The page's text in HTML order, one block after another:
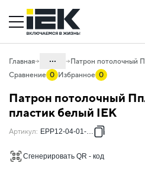
Главная ...
10. Светотехника
10.01 Источники света
переходники
Сравнение 0 Избранное 0
Патрон потолочный
пластик белый IEK
Артикул: EPP12-04-01-K01
Сгенерировать QR - код